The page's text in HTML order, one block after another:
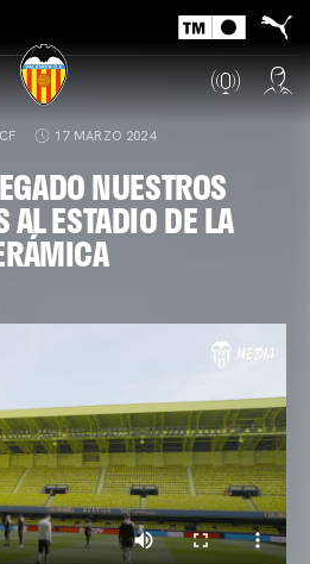
17 MARZO 2024
NUESTROS
AL ESTADIO DE LA